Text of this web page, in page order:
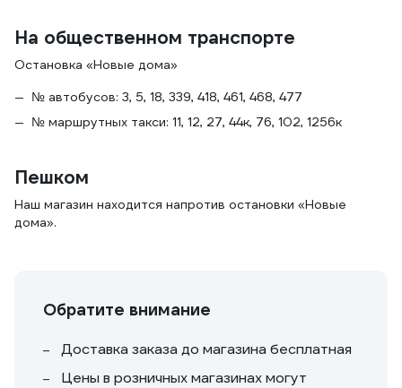
На общественном транспорте
Остановка «Новые дома»
№ автобусов: 3, 5, 18, 339, 418, 461, 468, 477
№ маршрутных такси: 11, 12, 27, 44к, 76, 102, 1256к
Пешком
Наш магазин находится напротив остановки «Новые
дома».
Обратите внимание
Доставка заказа до магазина бесплатная
Цены в розничных магазинах могут